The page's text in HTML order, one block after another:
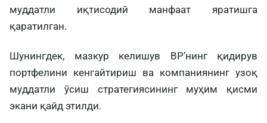
муддатли иқтисодий манфаат яратишга
қаратилган.
Шунингдек, мазкур келишув BP’нинг қидирув
портфелини кенгайтириш ва компаниянинг узоқ
муддатли ўсиш стратегиясининг муҳим қисми
экани қайд этилди.